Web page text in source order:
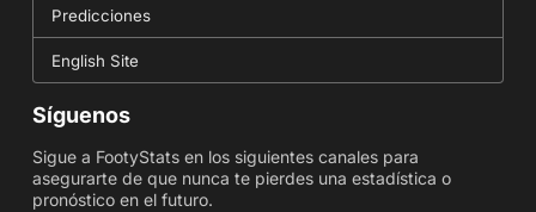
Predicciones
English Site
Síguenos
Sigue a FootyStats en los siguientes canales para
asegurarte de que nunca te pierdes una estadística o
pronóstico en el futuro.